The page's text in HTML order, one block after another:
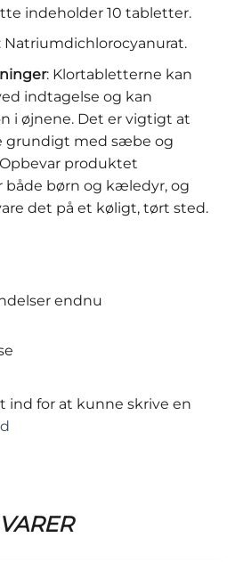
indeholder 10 tabletter.
Natriumdichlorocyanurat.
: Klortabletterne kan
indtagelse og kan
i øjnene. Det er vigtigt at
grundigt med sæbe og
produktet
børn og kæledyr, og
det på et køligt, tørt sted.
endnu
ind for at kunne skrive en